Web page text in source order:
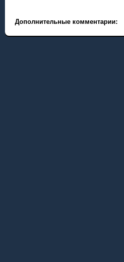
Дополнительные комментарии: